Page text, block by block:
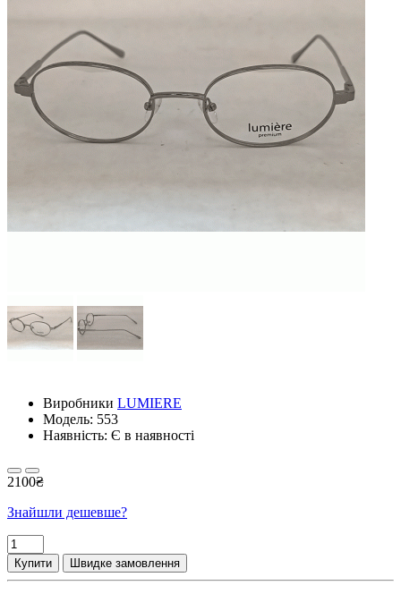
Виробники LUMIERE
Модель: 553
Наявність: Є в наявності
2100₴
Знайшли дешевше?
Купити Швидке замовлення